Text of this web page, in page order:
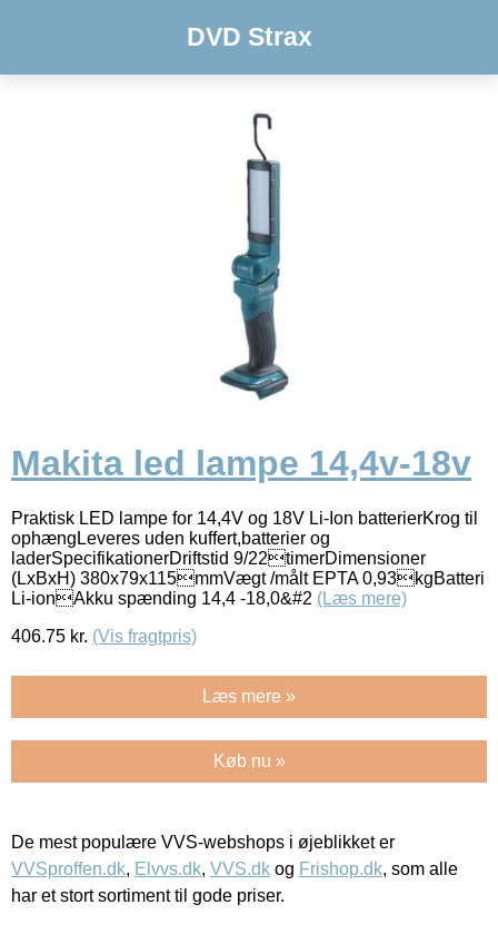
DVD Strax
Makita led lampe 14,4v-18v
Praktisk LED lampe for 14,4V og 18V Li-Ion batterierKrog til
ophængLeveres uden kuffert,batterier og
laderSpecifikationerDriftstid 9/22timerDimensioner
(LxBxH) 380x79x115mmVægt /målt EPTA 0,93kgBatteri
Li-ionAkku spænding 14,4 -18,0&#2 (Læs mere)
406.75 kr. (Vis fragtpris)
Læs mere »
Køb nu »
De mest populære VVS-webshops i øjeblikket er
VVSproffen.dk, Elvvs.dk, VVS.dk og Frishop.dk, som alle
har et stort sortiment til gode priser.